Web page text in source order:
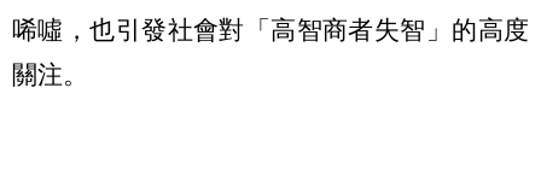
唏噓，也引發社會對「高智商者失智」的高度
關注。